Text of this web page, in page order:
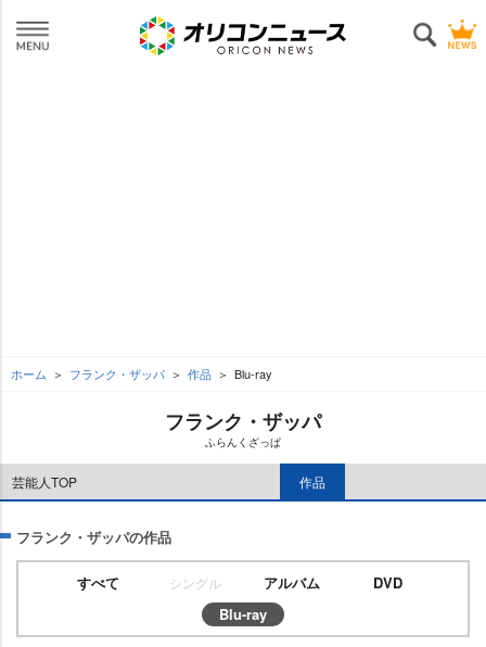
ホーム フランク・ザッパ 作品 Blu-ray
フランク・ザッパ
ふらんくざっぱ
芸能人TOP 作品
フランク・ザッパの作品
すべて シングル アルバム
DVD
Blu-ray